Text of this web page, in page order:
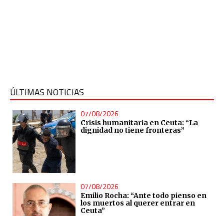
ÚLTIMAS NOTICIAS
07/08/2026
Crisis humanitaria en Ceuta: “La
dignidad no tiene fronteras”
07/08/2026
Emilio Rocha: “Ante todo pienso en
los muertos al querer entrar en
Ceuta”